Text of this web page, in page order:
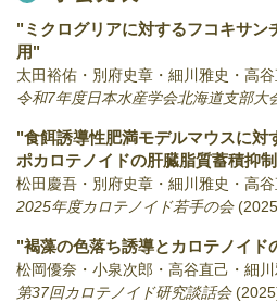
"ミクログリアに対するフコキサン
用"
太田裕佑・別府史章・細川雅史・高谷
令和7年度日本水産学会北海道支部大
"食餌誘導性肥満モデルマウスに対
ポカロテノイドの肝臓脂質蓄積抑
松田慶吾・別府史章・細川雅史・高谷
2025年度カロテノイド若手の会
"褐藻の色落ち誘導とカロテノイド
松岡優奈・小泉次郎・高谷直己・細川
第37回カロテノイド研究談話会